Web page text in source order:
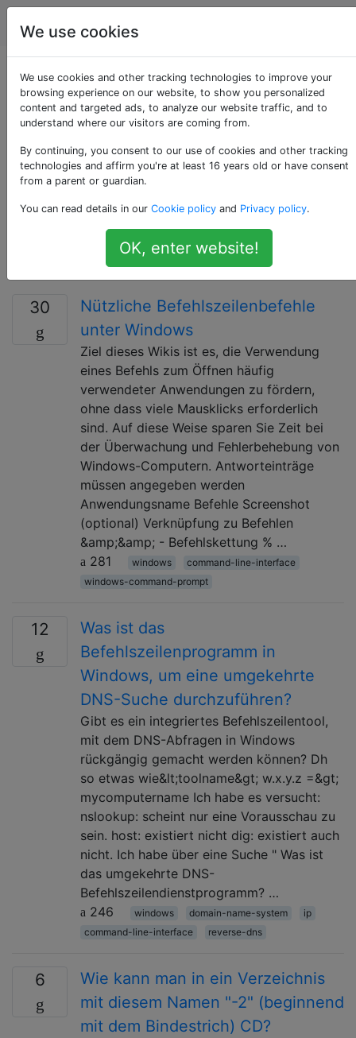
Serveradministratoren
Als «command-line-
interface» getaggte
Fragen
Interface, CLI) ist ein Mechanismus zur Interaktion mit
einem Computerbetriebssystem oder einer
Computersoftware durch Eingabe von Befehlen zur
Ausführung bestimmter Aufgaben.
30
Nützliche Befehlszeilenbefehle
unter Windows
Ziel dieses Wikis ist es, die Verwendung
eines Befehls zum Öffnen häufig
verwendeter Anwendungen zu fördern,
ohne dass viele Mausklicks erforderlich
sind. Auf diese Weise sparen Sie Zeit bei
der Überwachung und Fehlerbehebung von
Windows-Computern. Antworteinträge
müssen angegeben werden
Anwendungsname Befehle Screenshot
(optional) Verknüpfung zu Befehlen
&amp;&amp; - Befehlskettung % …
281
windows
command-line-interface
windows-command-prompt
12
Was ist das
Befehlszeilenprogramm in
Windows, um eine umgekehrte
DNS-Suche durchzuführen?
Gibt es ein integriertes Befehlszeilentool,
mit dem DNS-Abfragen in Windows
rückgängig gemacht werden können? Dh
so etwas wie&lt;toolname&gt; w.x.y.z =&gt;
mycomputername Ich habe es versucht:
nslookup: scheint nur eine Vorausschau zu
sein. host: existiert nicht dig: existiert auch
nicht. Ich habe über eine Suche " Was ist
das umgekehrte DNS-
Befehlszeilendienstprogramm? …
246
windows domain-name-system
ip
command-line-interface
reverse-dns
6
Wie kann man in ein Verzeichnis
mit diesem Namen "-2" (beginnend
mit dem Bindestrich) CD?
We use cookies
We use cookies and other tracking technologies to improve your
browsing experience on our website, to show you personalized
content and targeted ads, to analyze our website traffic, and to
understand where our visitors are coming from.
By continuing, you consent to our use of cookies and other tracking
technologies and affirm you're at least 16 years old or have consent
from a parent or guardian.
You can read details in our Cookie policy and Privacy policy.
OK, enter website!